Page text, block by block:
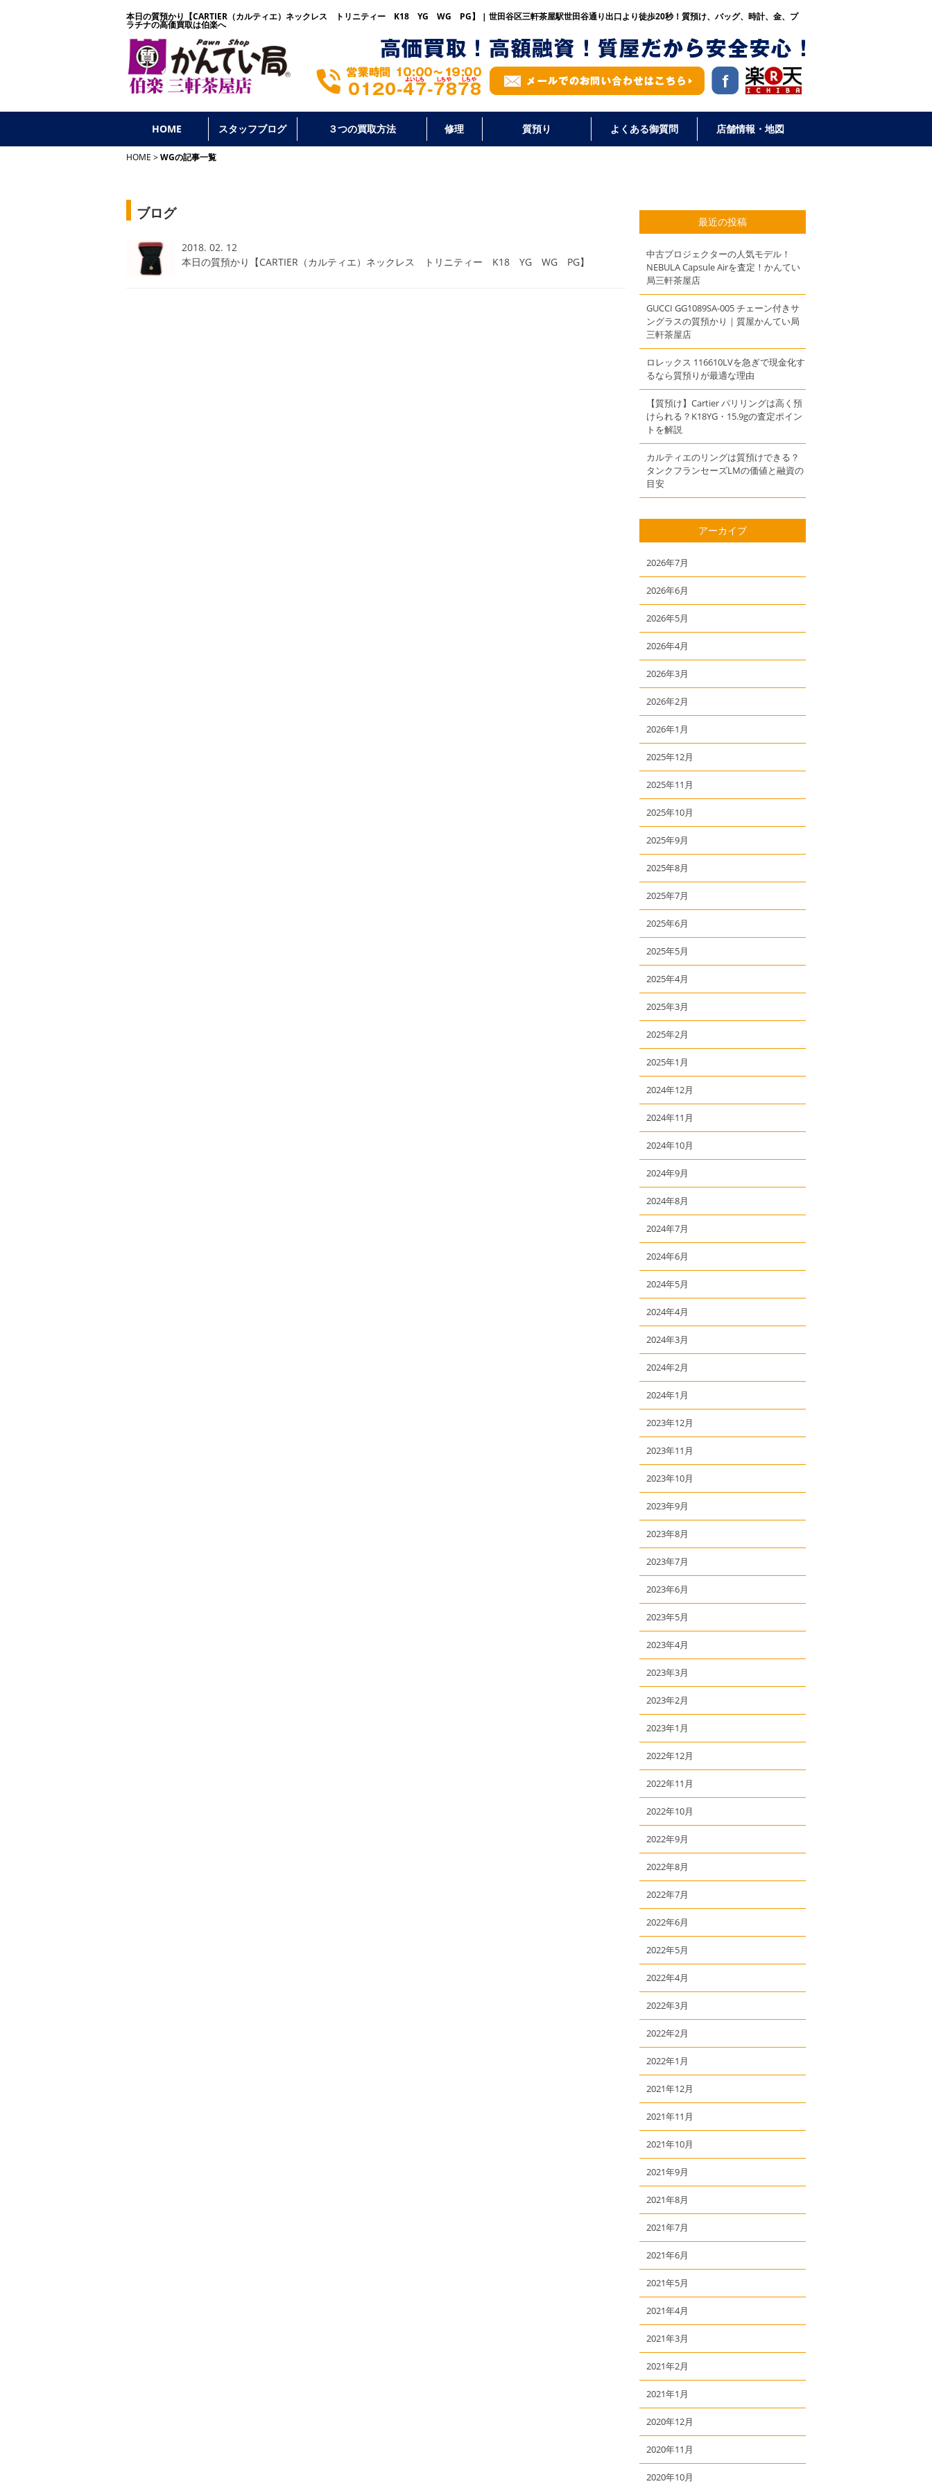
本日の質預かり【CARTIER（カルティエ）ネックレス トリニティー K18 YG WG PG】 | 世田谷区三軒茶屋駅世田谷通り出口より徒歩20秒！ 質預け、バッグ、時計、金、プ
ラチナの高価買取は伯楽へ
HOME スタッフブログ ３つの買取方法 修理 質預り よくある御質問 店舗情報・地図
HOME WGの記事一覧
ブログ
2018. 02. 12
本日の質預かり【CARTIER（カルティエ）ネックレス トリニティー K18 YG WG PG】
最近の投稿
中古プロジェクターの人気モデル！
NEBULA Capsule Airを査定！かんてい
局三軒茶屋店
GUCCI GG1089SA-005 チェーン付きサ
ングラスの質預かり｜質屋かんてい局
三軒茶屋店
ロレックス 116610LVを急ぎで現金化す
るなら質預りが最適な理由
【質預け】Cartier パリリングは高く預
けられる？K18YG・15.9gの査定ポイン
トを解説
カルティエのリングは質預けできる？
タンクフランセーズLMの価値と融資の
目安
アーカイブ
2026年7月
2026年6月
2026年5月
2026年4月
2026年3月
2026年2月
2026年1月
2025年12月
2025年11月
2025年10月
2025年9月
2025年8月
2025年7月
2025年6月
2025年5月
2025年4月
2025年3月
2025年2月
2025年1月
2024年12月
2024年11月
2024年10月
2024年9月
2024年8月
2024年7月
2024年6月
2024年5月
2024年4月
2024年3月
2024年2月
2024年1月
2023年12月
2023年11月
2023年10月
2023年9月
2023年8月
2023年7月
2023年6月
2023年5月
2023年4月
2023年3月
2023年2月
2023年1月
2022年12月
2022年11月
2022年10月
2022年9月
2022年8月
2022年7月
2022年6月
2022年5月
2022年4月
2022年3月
2022年2月
2022年1月
2021年12月
2021年11月
2021年10月
2021年9月
2021年8月
2021年7月
2021年6月
2021年5月
2021年4月
2021年3月
2021年2月
2021年1月
2020年12月
2020年11月
2020年10月